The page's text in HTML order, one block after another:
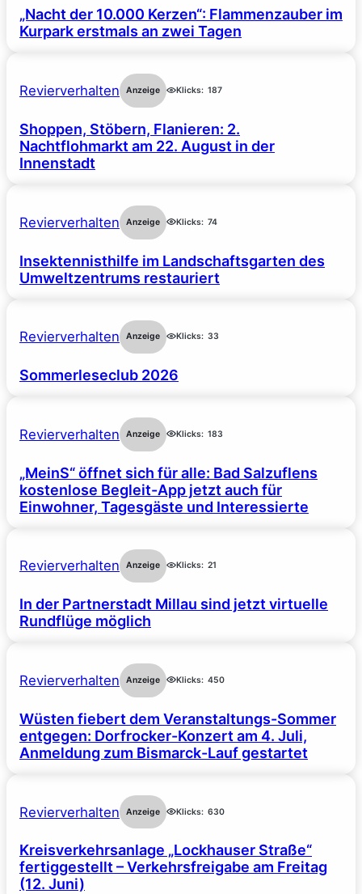
„Nacht der 10.000 Kerzen“: Flammenzauber im
Kurpark erstmals an zwei Tagen
Revierverhalten Anzeige Klicks: 187
Shoppen, Stöbern, Flanieren: 2.
Nachtflohmarkt am 22. August in der
Innenstadt
Revierverhalten Anzeige Klicks: 74
Insektennisthilfe im Landschaftsgarten des
Umweltzentrums restauriert
Revierverhalten Anzeige Klicks: 33
Sommerleseclub 2026
Revierverhalten Anzeige Klicks: 183
„MeinS“ öffnet sich für alle: Bad Salzuflens
kostenlose Begleit-App jetzt auch für
Einwohner, Tagesgäste und Interessierte
Revierverhalten Anzeige Klicks: 21
In der Partnerstadt Millau sind jetzt virtuelle
Rundflüge möglich
Revierverhalten Anzeige Klicks: 450
Wüsten fiebert dem Veranstaltungs-Sommer
entgegen: Dorfrocker-Konzert am 4. Juli,
Anmeldung zum Bismarck-Lauf gestartet
Revierverhalten Anzeige Klicks: 630
Kreisverkehrsanlage „Lockhauser Straße“
fertiggestellt – Verkehrsfreigabe am Freitag
(12. Juni)